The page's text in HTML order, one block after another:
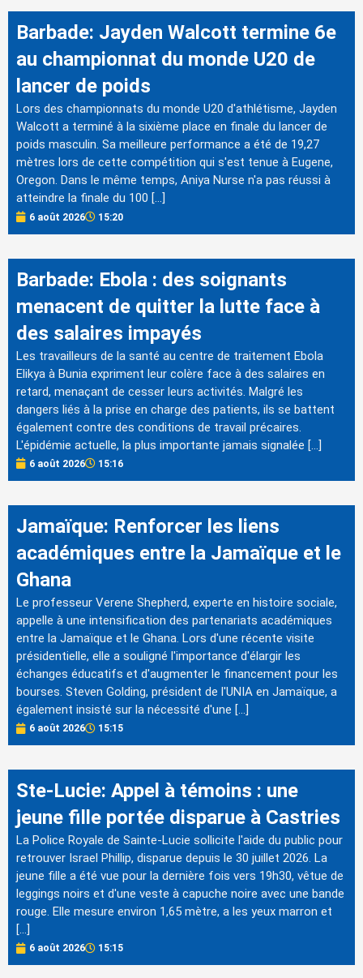
Barbade: Jayden Walcott termine 6e
au championnat du monde U20 de
lancer de poids
Lors des championnats du monde U20 d'athlétisme, Jayden
Walcott a terminé à la sixième place en finale du lancer de
poids masculin. Sa meilleure performance a été de 19,27
mètres lors de cette compétition qui s'est tenue à Eugene,
Oregon. Dans le même temps, Aniya Nurse n'a pas réussi à
atteindre la finale du 100 […]
6 août 2026 15:20
Barbade: Ebola : des soignants
menacent de quitter la lutte face à
des salaires impayés
Les travailleurs de la santé au centre de traitement Ebola
Elikya à Bunia expriment leur colère face à des salaires en
retard, menaçant de cesser leurs activités. Malgré les
dangers liés à la prise en charge des patients, ils se battent
également contre des conditions de travail précaires.
L'épidémie actuelle, la plus importante jamais signalée […]
6 août 2026 15:16
Jamaïque: Renforcer les liens
académiques entre la Jamaïque et le
Ghana
Le professeur Verene Shepherd, experte en histoire sociale,
appelle à une intensification des partenariats académiques
entre la Jamaïque et le Ghana. Lors d'une récente visite
présidentielle, elle a souligné l'importance d'élargir les
échanges éducatifs et d'augmenter le financement pour les
bourses. Steven Golding, président de l'UNIA en Jamaïque, a
également insisté sur la nécessité d'une […]
6 août 2026 15:15
Ste-Lucie: Appel à témoins : une
jeune fille portée disparue à Castries
La Police Royale de Sainte-Lucie sollicite l'aide du public pour
retrouver Israel Phillip, disparue depuis le 30 juillet 2026. La
jeune fille a été vue pour la dernière fois vers 19h30, vêtue de
leggings noirs et d'une veste à capuche noire avec une bande
rouge. Elle mesure environ 1,65 mètre, a les yeux marron et
[…]
6 août 2026 15:15